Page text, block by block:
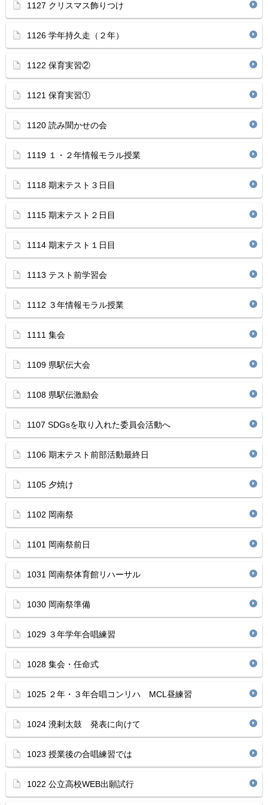
1127 クリスマス飾りつけ
1126 学年持久走（２年）
1122 保育実習②
1121 保育実習①
1120 読み聞かせの会
1119 １・２年情報モラル授業
1118 期末テスト３日目
1115 期末テスト２日目
1114 期末テスト１日目
1113 テスト前学習会
1112 ３年情報モラル授業
1111 集会
1109 県駅伝大会
1108 県駅伝激励会
1107 SDGsを取り入れた委員会活動へ
1106 期末テスト前部活動最終日
1105 夕焼け
1102 岡南祭
1101 岡南祭前日
1031 岡南祭体育館リハーサル
1030 岡南祭準備
1029 ３年学年合唱練習
1028 集会・任命式
1025 ２年・３年合唱コンリハ MCL昼練習
1024 溌剌太鼓 発表に向けて
1023 授業後の合唱練習では
1022 公立高校WEB出願試行